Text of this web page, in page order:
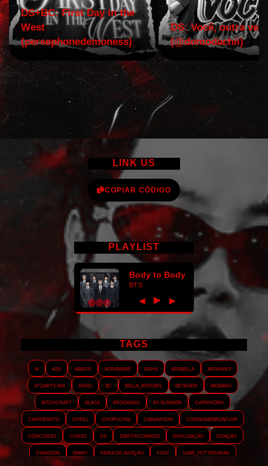
DS+BC: First Day in the
West
(persephonedemoness)
DS: Você, outra vez!
(@domodachii)
LINK US
COPIAR CÓDIGO
PLAYLIST
Body to Body
BTS
◀ ► ▶
TAGS
AI ASS Abalyn Agraviane Aisha Arabella
Arshanji
Atzarts Mia
Aviso BC Bella_RedGirl Betagem
Bigbang
Bitchcraft
Black Brookang By.summer
Caprihorn
Carriesoto
Cheill Chopuchai Cianamoon
Codinomebeijaflor
Concurso
Curso DS Darthflowers Divulgação
Doação
Dyamoon
Emmy Feira de adoção Foxy
Gabe_Potterhead